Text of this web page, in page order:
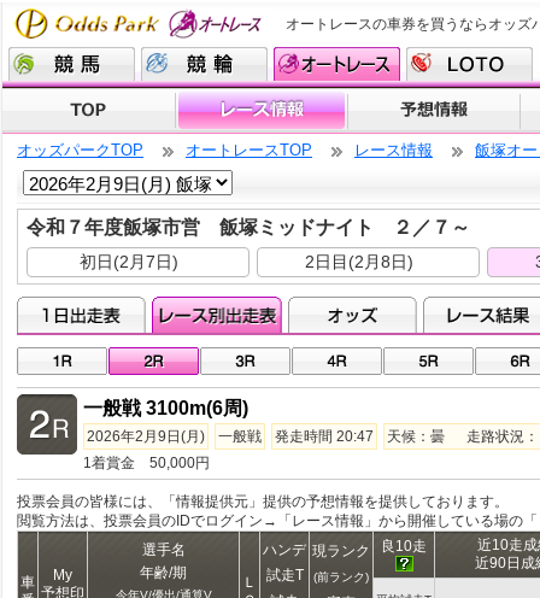
オートレースの車券を買うならオッズ
オッズパークTOP オートレースTOP レース情報 飯塚オ
令和７年度飯塚市営 飯塚ミッドナイト ２／７～
初日(2月7日) 2日目(2月8日)
一般戦 3100m(6周)
2026年2月9日(月) 一般戦 発走時間 20:47
天候：曇 走路状況
1着賞金 50,000円
投票会員の皆様には、「情報提供元」提供の予想情報を提供しております。
閲覧方法は、投票会員のIDでログイン→「レース情報」から開催している場の
車
My
予想印
選手名
年齢/期
今年V/優出/通算V
Ｌ
ハンデ
試走T
現ランク
(前ランク)
良10走
近10走
近90日